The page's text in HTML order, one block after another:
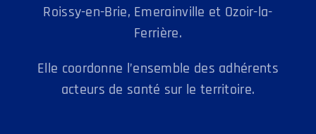
Roissy-en-Brie, Emerainville et Ozoir-la-
Ferrière.
Elle coordonne l’ensemble des adhérents
acteurs de santé sur le territoire.